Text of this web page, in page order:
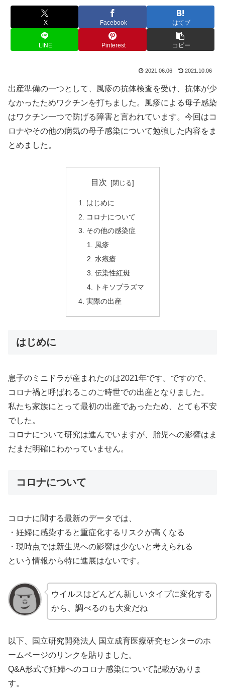
X Facebook はてブ
LINE Pinterest コピー
2021.06.06 2021.10.06
出産準備の一つとして、風疹の抗体検査を受け、抗体が少
なかったためワクチンを打ちました。風疹による母子感染
はワクチン一つで防げる障害と言われています。今回はコ
ロナやその他の病気の母子感染について勉強した内容をま
とめました。
目次
はじめに
コロナについて
その他の感染症
風疹
水疱瘡
伝染性紅斑
トキソプラズマ
実際の出産
はじめに
息子のミニドラが産まれたのは2021年です。ですので、
コロナ禍と呼ばれるこのご時世での出産となりました。
私たち家族にとって最初の出産であったため、とても不安
でした。
コロナについて研究は進んでいますが、胎児への影響はま
だまだ明確にわかっていません。
コロナについて
コロナに関する最新のデータでは、
・妊婦に感染すると重症化するリスクが高くなる
・現時点では新生児への影響は少ないと考えられる
という情報から特に進展はないです。
ウイルスはどんどん新しいタイプに変化する
から、調べるのも大変だね
以下、国立研究開発法人 国立成育医療研究センターのホ
ームページのリンクを貼りました。
Q&A形式で妊婦へのコロナ感染について記載がありま
す。